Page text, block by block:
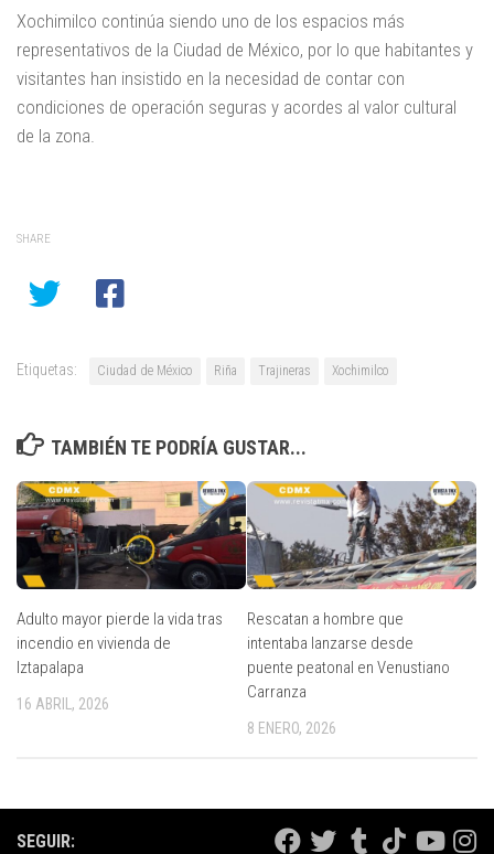
Xochimilco continúa siendo uno de los espacios más
representativos de la Ciudad de México, por lo que habitantes y
visitantes han insistido en la necesidad de contar con
condiciones de operación seguras y acordes al valor cultural
de la zona.
SHARE
Etiquetas: Ciudad de México Riña Trajineras Xochimilco
TAMBIÉN TE PODRÍA GUSTAR...
Adulto mayor pierde la vida tras
incendio en vivienda de
Iztapalapa
16 ABRIL, 2026
Rescatan a hombre que
intentaba lanzarse desde
puente peatonal en Venustiano
Carranza
8 ENERO, 2026
SEGUIR: